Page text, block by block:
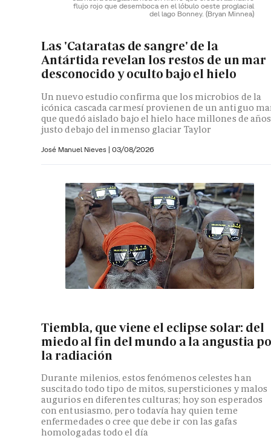
flujo rojo que desemboca en el lóbulo oeste proglacial
del lago Bonney. (Bryan Minnea)
Las 'Cataratas de sangre' de la
Antártida revelan los restos de un mar
desconocido y oculto bajo el hielo
Un nuevo estudio confirma que los microbios de la
icónica cascada carmesí provienen de un antiguo
que quedó aislado bajo el hielo hace millones de años
justo debajo del inmenso glaciar Taylor
José Manuel Nieves | 03/08/2026
Tiembla, que viene el eclipse solar: del
miedo al fin del mundo a la angustia
la radiación
Durante milenios, estos fenómenos celestes han
suscitado todo tipo de mitos, supersticiones y malos
augurios en diferentes culturas; hoy son esperados
con entusiasmo, pero todavía hay quien teme
enfermedades o cree que debe ir con las gafas
homologadas todo el día